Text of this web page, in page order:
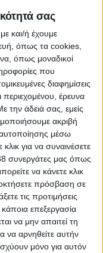
σας
και/ή έχουμε
όπως τα cookies,
όπως μοναδικοί
που
διαφημίσεις
περιεχομένου, έρευνα
την άδειά σας, εμείς
ακριβή
μέσω
για να συναινέσετε
συνεργάτες μας όπως
να κάνετε κλικ
πρόσβαση σε
τις προτιμήσεις
επεξεργασία
να μην απαιτεί τη
να αρνηθείτε αυτήν
μόνο για αυτόν
ο
Νεκτάριος
του διεθνούς
το 2028. Όπως
του σχεδιασμού
που θέτει και ο
και
που
δεν
του
μετατροπή της